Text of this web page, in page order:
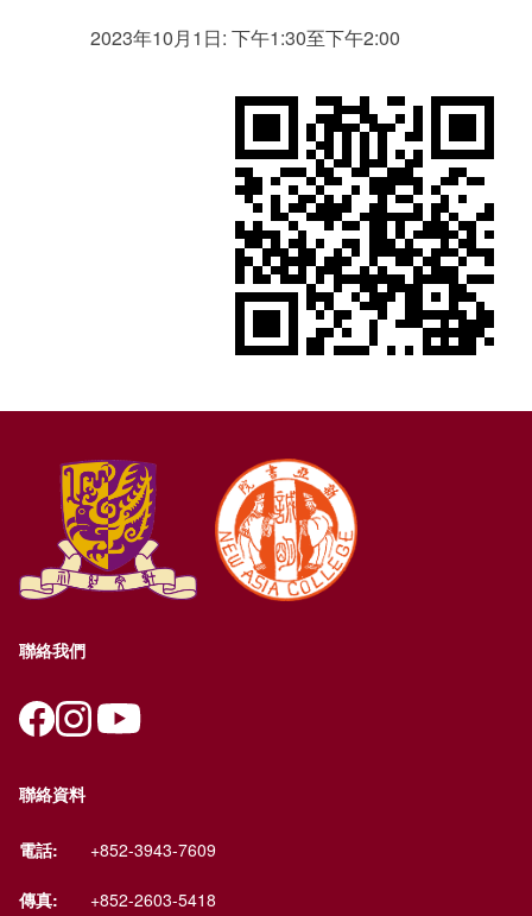
2023年10月1日: 下午1:30至下午2:00
聯絡我們
聯絡資料
電話: +852-3943-7609
傳真: +852-2603-5418